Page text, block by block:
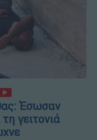
Έσωσαν
γειτονιά